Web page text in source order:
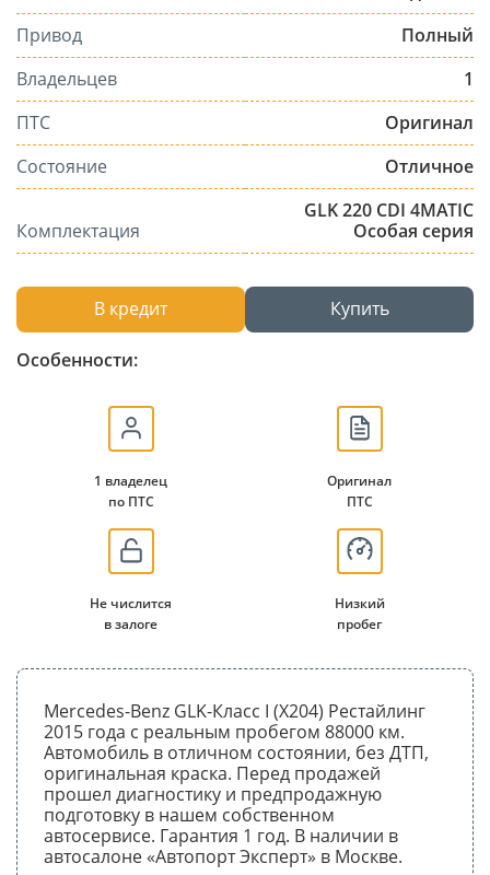
Привод
Полный
Владельцев
1
ПТС
Оригинал
Состояние
Отличное
Комплектация
GLK 220 CDI 4MATIC
Особая серия
В кредит Купить
Особенности:
1 владелец
по ПТС
Оригинал
ПТС
Не числится
в залоге
Низкий
пробег
Mercedes-Benz GLK-Класс I (X204) Рестайлинг
2015 года с реальным пробегом 88000 км.
Автомобиль в отличном состоянии, без ДТП,
оригинальная краска. Перед продажей
прошел диагностику и предпродажную
подготовку в нашем собственном
автосервисе. Гарантия 1 год. В наличии в
автосалоне «Автопорт Эксперт» в Москве.